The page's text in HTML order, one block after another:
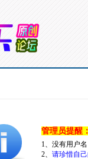
管理员提醒：
1、没有用户
2、 请珍惜自